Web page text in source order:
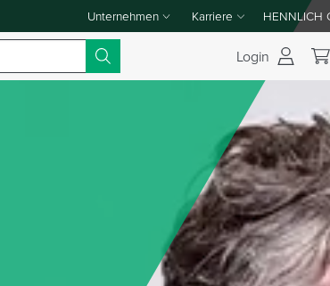
Unternehmen
Dropdown-Menü Unternehmen umschalten
Karriere
Dropdown-Menü Karriere
HENNLICH
Login